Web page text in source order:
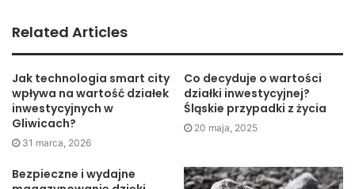
Related Articles
Jak technologia smart city
wpływa na wartość działek
inwestycyjnych w
Gliwicach?
31 marca, 2026
Co decyduje o wartości
działki inwestycyjnej?
Śląskie przypadki z życia
20 maja, 2025
Bezpieczne i wydajne